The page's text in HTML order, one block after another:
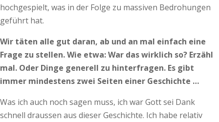
hochgespielt, was in der Folge zu massiven Bedrohungen
geführt hat.
Wir täten alle gut daran, ab und an mal einfach eine
Frage zu stellen. Wie etwa: War das wirklich so? Erzähl
mal. Oder Dinge generell zu hinterfragen. Es gibt
immer mindestens zwei Seiten einer Geschichte …
Was ich auch noch sagen muss, ich war Gott sei Dank
schnell draussen aus dieser Geschichte. Ich habe relativ